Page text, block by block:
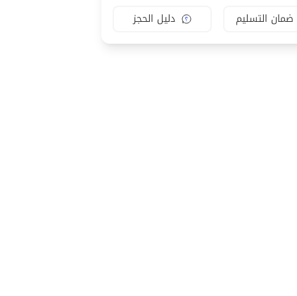
ضمان التسليم دليل الحجز